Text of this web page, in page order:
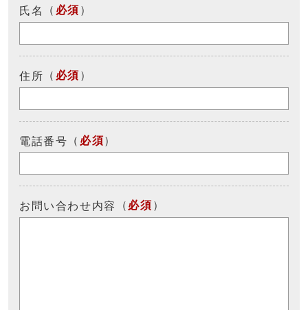
氏名 （ 必須 ）
住所 （ 必須 ）
電話番号 （ 必須）
お問い合わせ内容 （ 必須 ）